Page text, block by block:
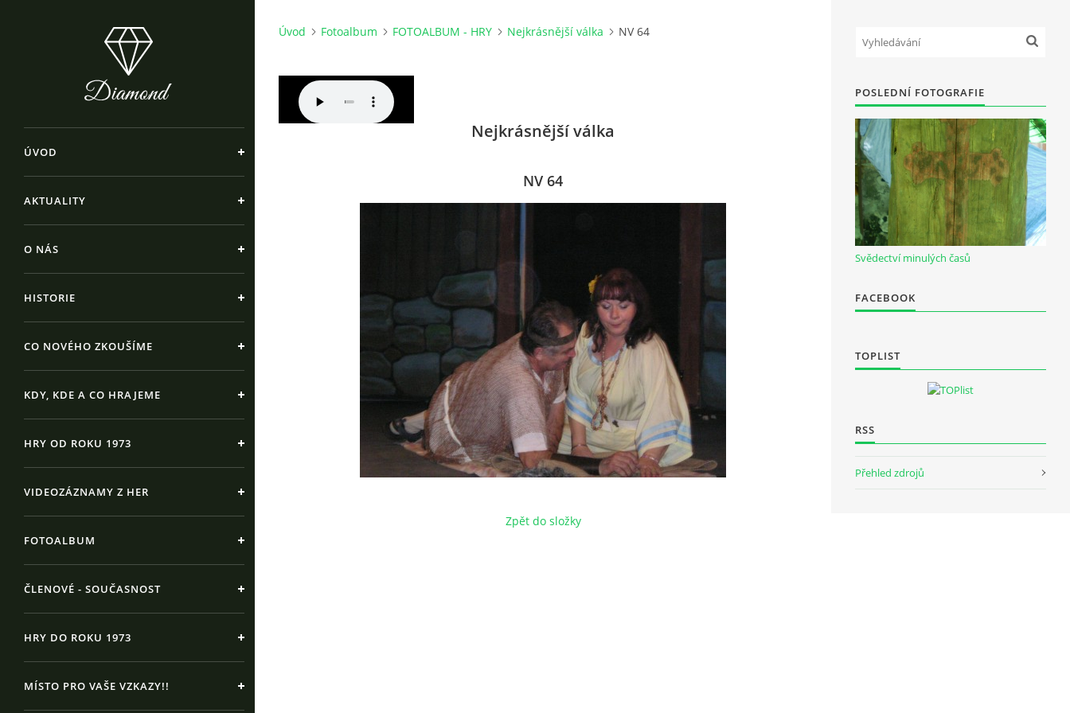
ÚVOD
AKTUALITY
O NÁS
HISTORIE
CO NOVÉHO ZKOUŠÍME
KDY, KDE A CO HRAJEME
HRY OD ROKU 1973
VIDEOZÁZNAMY Z HER
FOTOALBUM
ČLENOVÉ - SOUČASNOST
HRY DO ROKU 1973
MÍSTO PRO VAŠE VZKAZY!!
Úvod Fotoalbum FOTOALBUM - HRY Nejkrásnější válka NV 64
Nejkrásnější válka
NV 64
Zpět do složky
POSLEDNÍ FOTOGRAFIE
Svědectví minulých časů
FACEBOOK
TOPLIST
RSS
Přehled zdrojů